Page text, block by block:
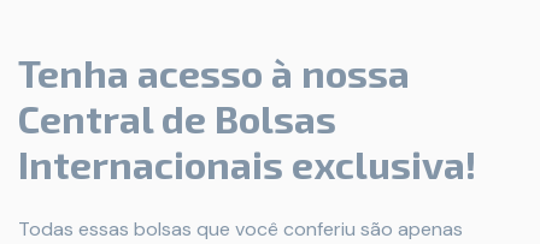
Tenha acesso à nossa
Central de Bolsas
Internacionais exclusiva!
Todas essas bolsas que você conferiu são apenas